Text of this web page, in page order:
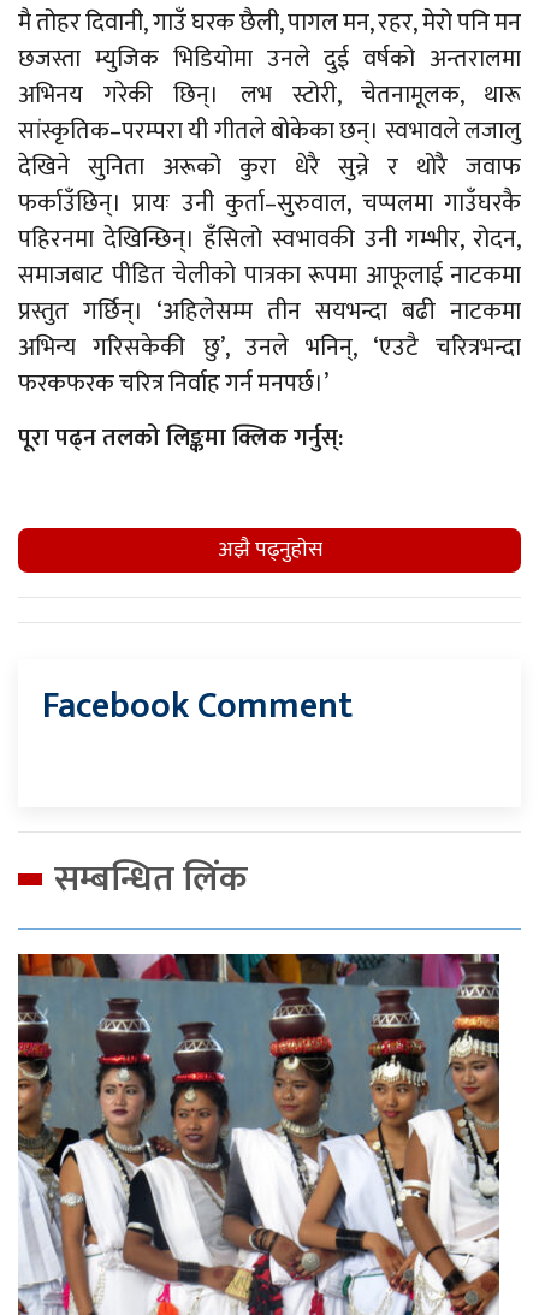
मै तोहर दिवानी, गाउँ घरक छैली, पागल मन, रहर, मेरो पनि मन
छजस्ता म्युजिक भिडियोमा उनले दुई वर्षको अन्तरालमा
अभिनय गरेकी छिन्। लभ स्टोरी, चेतनामूलक, थारू
सांस्कृतिक–परम्परा यी गीतले बोकेका छन्। स्वभावले लजालु
देखिने सुनिता अरूको कुरा धेरै सुन्ने र थोरै जवाफ
फर्काउँछिन्। प्रायः उनी कुर्ता–सुरुवाल, चप्पलमा गाउँघरकै
पहिरनमा देखिन्छिन्। हँसिलो स्वभावकी उनी गम्भीर, रोदन,
समाजबाट पीडित चेलीको पात्रका रूपमा आफूलाई नाटकमा
प्रस्तुत गर्छिन्। ‘अहिलेसम्म तीन सयभन्दा बढी नाटकमा
अभिन्य गरिसकेकी छु’, उनले भनिन्, ‘एउटै चरित्रभन्दा
फरकफरक चरित्र निर्वाह गर्न मनपर्छ।’
पूरा पढ्न तलको लिङ्कमा क्लिक गर्नुस्:
अझै पढ्नुहाेस
Facebook Comment
सम्बन्धित लिंक